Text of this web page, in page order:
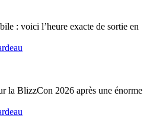
: voici l’heure exacte de sortie en
la BlizzCon 2026 après une énorme